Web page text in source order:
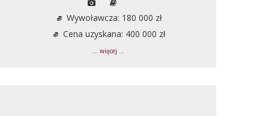
Wywoławcza: 180 000 zł
Cena uzyskana: 400 000 zł
... więcej ...